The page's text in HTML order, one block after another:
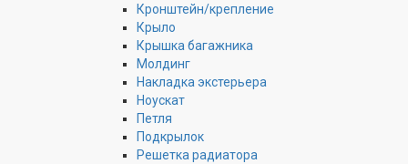
Кронштейн/крепление
Крыло
Крышка багажника
Молдинг
Накладка экстерьера
Ноускат
Петля
Подкрылок
Решетка радиатора